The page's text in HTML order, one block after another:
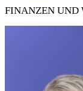
FINANZEN UND